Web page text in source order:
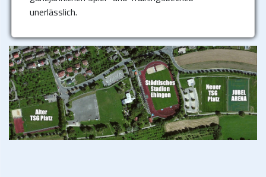
unerlässlich.